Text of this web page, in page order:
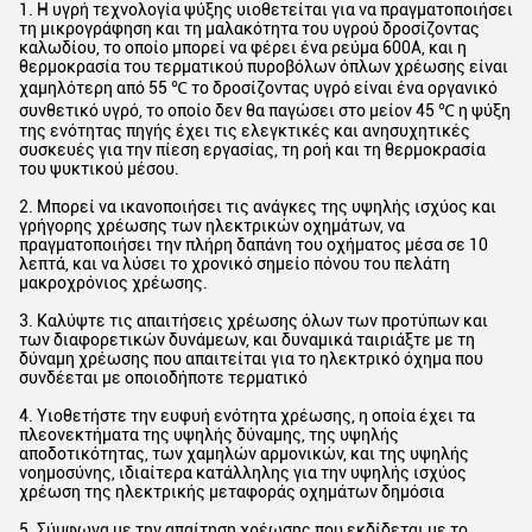
1. Η υγρή τεχνολογία ψύξης υιοθετείται για να πραγματοποιήσει
τη μικρογράφηση και τη μαλακότητα του υγρού δροσίζοντας
καλωδίου, το οποίο μπορεί να φέρει ένα ρεύμα 600A, και η
θερμοκρασία του τερματικού πυροβόλων όπλων χρέωσης είναι
χαμηλότερη από 55 ℃ το δροσίζοντας υγρό είναι ένα οργανικό
συνθετικό υγρό, το οποίο δεν θα παγώσει στο μείον 45 ℃ η ψύξη
της ενότητας πηγής έχει τις ελεγκτικές και ανησυχητικές
συσκευές για την πίεση εργασίας, τη ροή και τη θερμοκρασία
του ψυκτικού μέσου.
2. Μπορεί να ικανοποιήσει τις ανάγκες της υψηλής ισχύος και
γρήγορης χρέωσης των ηλεκτρικών οχημάτων, να
πραγματοποιήσει την πλήρη δαπάνη του οχήματος μέσα σε 10
λεπτά, και να λύσει το χρονικό σημείο πόνου του πελάτη
μακροχρόνιος χρέωσης.
3. Καλύψτε τις απαιτήσεις χρέωσης όλων των προτύπων και
των διαφορετικών δυνάμεων, και δυναμικά ταιριάξτε με τη
δύναμη χρέωσης που απαιτείται για το ηλεκτρικό όχημα που
συνδέεται με οποιοδήποτε τερματικό
4. Υιοθετήστε την ευφυή ενότητα χρέωσης, η οποία έχει τα
πλεονεκτήματα της υψηλής δύναμης, της υψηλής
αποδοτικότητας, των χαμηλών αρμονικών, και της υψηλής
νοημοσύνης, ιδιαίτερα κατάλληλης για την υψηλής ισχύος
χρέωση της ηλεκτρικής μεταφοράς οχημάτων δημόσια